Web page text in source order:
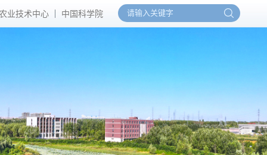
业技术中心 中国科学院